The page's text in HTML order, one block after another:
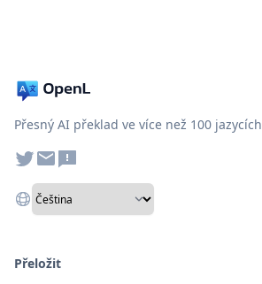
Přesný AI překlad ve více než 100 jazycích
Přeložit